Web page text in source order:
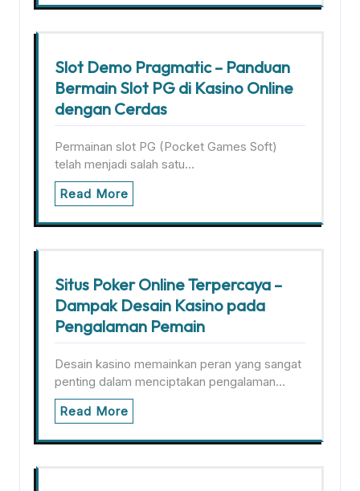
Slot Demo Pragmatic – Panduan
Bermain Slot PG di Kasino Online
dengan Cerdas
Permainan slot PG (Pocket Games Soft)
telah menjadi salah satu…
Read More
Situs Poker Online Terpercaya –
Dampak Desain Kasino pada
Pengalaman Pemain
Desain kasino memainkan peran yang sangat
penting dalam menciptakan pengalaman…
Read More